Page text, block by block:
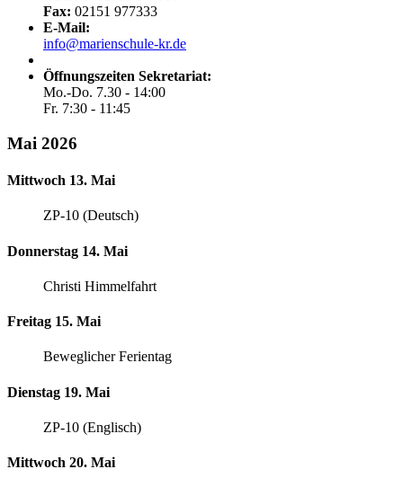
Fax: 02151 977333
E-Mail:
info@marienschule-kr.de
Öffnungszeiten Sekretariat:
Mo.-Do. 7.30 - 14:00
Fr. 7:30 - 11:45
Mai 2026
Mittwoch 13. Mai
ZP-10 (Deutsch)
Donnerstag 14. Mai
Christi Himmelfahrt
Freitag 15. Mai
Beweglicher Ferientag
Dienstag 19. Mai
ZP-10 (Englisch)
Mittwoch 20. Mai